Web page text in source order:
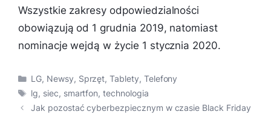
Wszystkie zakresy odpowiedzialności
obowiązują od 1 grudnia 2019, natomiast
nominacje wejdą w życie 1 stycznia 2020.
Kategorie
LG, Newsy, Sprzęt,Tablety, Telefony
Tagi
lg, siec, smartfon,technologia
Jak pozostać cyberbezpiecznym w czasie Black Friday